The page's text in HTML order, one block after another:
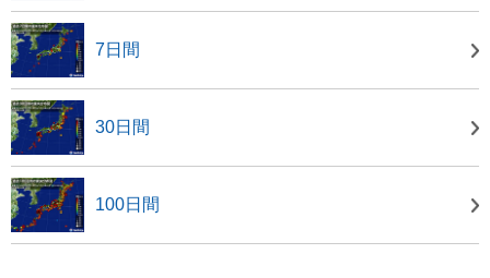
7日間
30日間
100日間